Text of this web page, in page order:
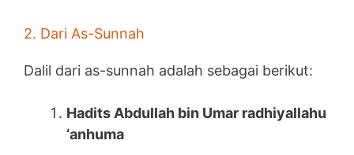
2. Dari As-Sunnah
Dalil dari as-sunnah adalah sebagai berikut:
Hadits Abdullah bin Umar radhiyallahu
‘anhuma